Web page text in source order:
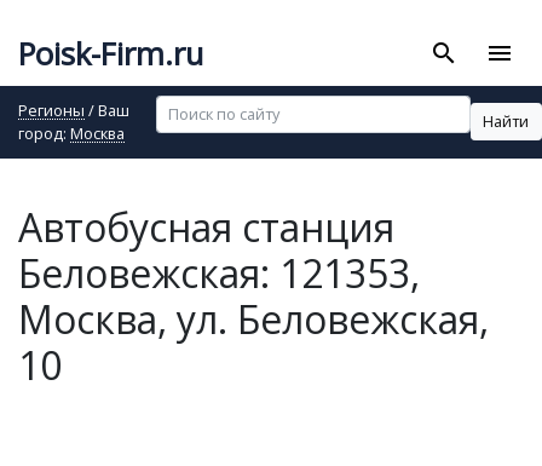
Poisk-Firm.ru search menu
Регионы / Ваш
город: Москва
Найти
Автобусная станция
Беловежская: 121353,
Москва, ул. Беловежская,
10